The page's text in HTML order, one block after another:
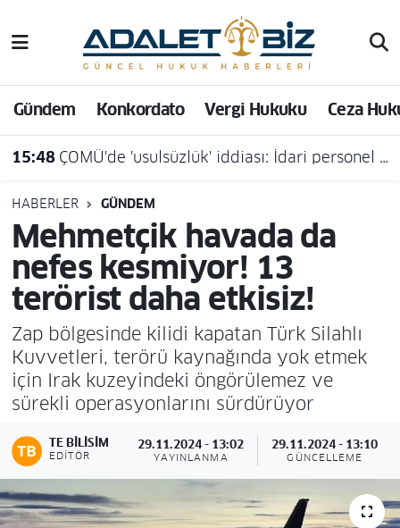
Gündem Konkordato Vergi Hukuku Ceza
15:48 ÇOMÜ'de 'usulsüzlük' iddiası: İdari personel açığa alındı
HABERLER GÜNDEM
Mehmetçik havada da
nefes kesmiyor! 13
terörist daha etkisiz!
Zap bölgesinde kilidi kapatan Türk Silahlı
Kuvvetleri, terörü kaynağında yok etmek
için Irak kuzeyindeki öngörülemez ve
sürekli operasyonlarını sürdürüyor
TE BILISIM
EDITÖR
29.11.2024 - 13:02
YAYINLANMA
29.11.2024 - 13:10
GÜNCELLEME
Hava Durumu
Trafik Durumu
Süper Lig Puan Durumu ve Fikstür
Tüm Manşetler
Son Dakika Haberleri
Haber Arşivi